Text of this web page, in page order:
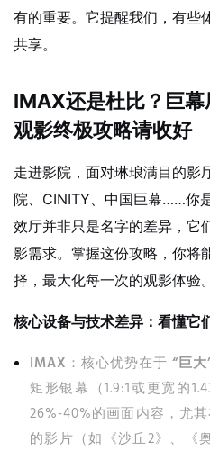
有的重要。它提醒我们，有些
共享。
IMAX还是杜比？巨
观影终极攻略请收好
走进影院，面对琳琅满目的
院、CINITY、中国巨幕……你
效厅并非只是名字的差异，它
影需求。掌握这份攻略，你将
择，最大化每一次的观影体验。
核心设备与技术差异：看懂它
IMAX ：核心优势在于“巨
矩形银幕（1.9:1或更宽的
26%-40%的画面内容，尤
的影片（如《沙丘2》、《